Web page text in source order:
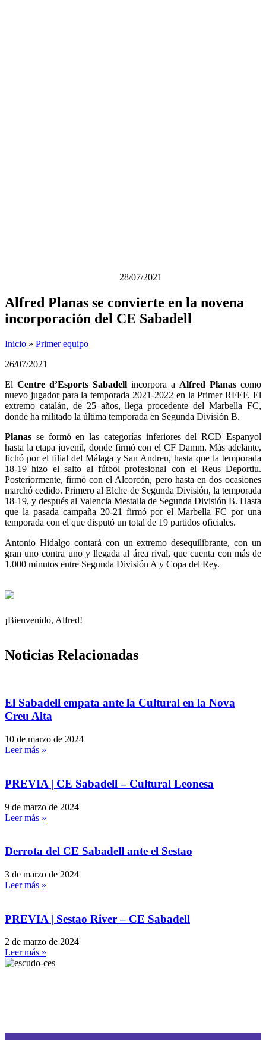
28/07/2021
Alfred Planas se convierte en la novena
incorporación del CE Sabadell
Inicio » Primer equipo
26/07/2021
El Centre d’Esports Sabadell incorpora a Alfred Planas como
nuevo jugador para la temporada 2021-2022 en la Primer RFEF. El
extremo catalán, de 25 años, llega procedente del Marbella FC,
donde ha militado la última temporada en Segunda División B.
Planas se formó en las categorías inferiores del RCD Espanyol
hasta la etapa juvenil, donde firmó con el CF Damm. Más adelante,
fichó por el filial del Málaga y San Andreu, hasta que la temporada
18-19 hizo el salto al fútbol profesional con el Reus Deportiu.
Posteriormente, firmó con el Alcorcón, pero hasta en dos ocasiones
marchó cedido. Primero al Elche de Segunda División, la temporada
18-19, y después al Valencia Mestalla de Segunda División B. Hasta
que la pasada campaña 20-21 firmó por el Marbella FC por una
temporada con el que disputó un total de 19 partidos oficiales.
Antonio Hidalgo contará con un extremo desequilibrante, con un
gran uno contra uno y llegada al área rival, que cuenta con más de
1.000 minutos entre Segunda División A y Copa del Rey.
¡Bienvenido, Alfred!
Noticias Relacionadas
El Sabadell empata ante la Cultural en la Nova
Creu Alta
10 de marzo de 2024
Leer más »
PREVIA | CE Sabadell – Cultural Leonesa
9 de marzo de 2024
Leer más »
Derrota del CE Sabadell ante el Sestao
3 de marzo de 2024
Leer más »
PREVIA | Sestao River – CE Sabadell
2 de marzo de 2024
Leer más »